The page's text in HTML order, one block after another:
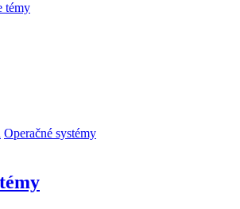
témy
Operačné systémy